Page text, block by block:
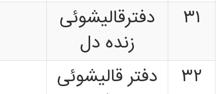
۳۱
دفترقالیشوئی
زنده دل
۳۲
دفتر قالیشوئی